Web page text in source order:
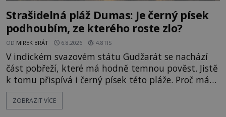
Strašidelná pláž Dumas: Je černý písek
podhoubím, ze kterého roste zlo?
OD MIREK BRÁT 6.8.2026 4.8TIS
V indickém svazovém státu Gudžarát se nachází
část pobřeží, které má hodně temnou pověst. Jistě
k tomu přispívá i černý písek této pláže. Proč má
pláž takové netypické zbarvení? Nakolik jsou
pravdivé historky, že zde došlo k nevysvětlitelným
ZOBRAZIT VÍCE